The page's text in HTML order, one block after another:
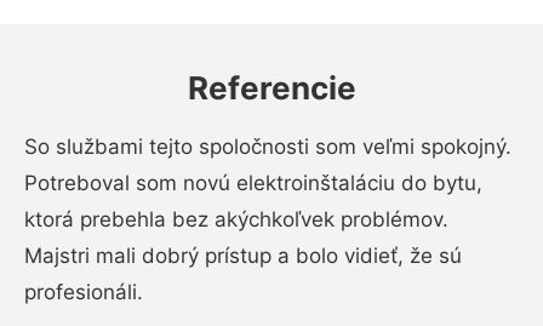
Referencie
So službami tejto spoločnosti som veľmi spokojný.
Potreboval som novú elektroinštaláciu do bytu,
ktorá prebehla bez akýchkoľvek problémov.
Majstri mali dobrý prístup a bolo vidieť, že sú
profesionáli.